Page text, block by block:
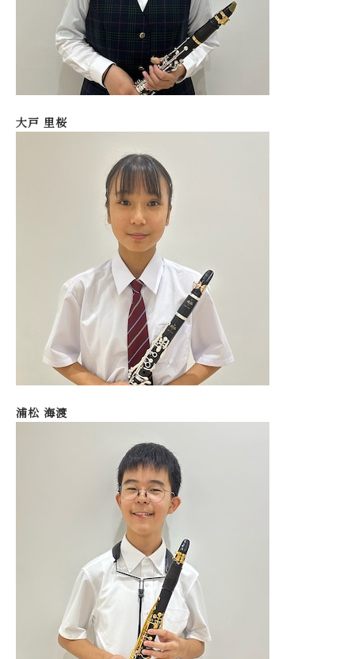
大戸 里桜
浦松 海渡